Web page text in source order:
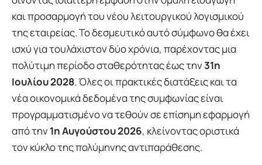
και προσαρμογή του νέου λειτουργικού λογισμικού
της εταιρείας. Το δεσμευτικό αυτό σύμφωνο θα έχει
ισχύ για τουλάχιστον δύο χρόνια, παρέχοντας μια
πολύτιμη περίοδο σταθερότητας έως την31η
Ιουλίου 2028. Όλες οι πρακτικές διατάξεις και τα
νέα οικονομικά δεδομένα της συμφωνίας είναι
προγραμματισμένο να τεθούν σε επίσημη εφαρμογή
από την 1η Αυγούστου 2026, κλείνοντας οριστικά
τον κύκλο της πολύμηνης αντιπαράθεσης.